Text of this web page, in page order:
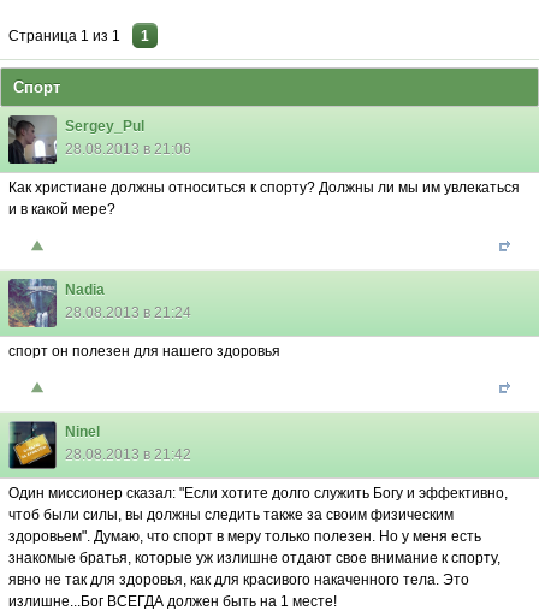
Страница 1 из 1 1
Спорт
Sergey_Pul
28.08.2013 в 21:06
Как христиане должны относиться к спорту? Должны ли мы им увлекаться
и в какой мере?
Nadia
28.08.2013 в 21:24
спорт он полезен для нашего здоровья
Ninel
28.08.2013 в 21:42
Один миссионер сказал: "Если хотите долго служить Богу и эффективно,
чтоб были силы, вы должны следить также за своим физическим
здоровьем". Думаю, что спорт в меру только полезен. Но у меня есть
знакомые братья, которые уж излишне отдают свое внимание к спорту,
явно не так для здоровья, как для красивого накаченного тела. Это
излишне...Бог ВСЕГДА должен быть на 1 месте!